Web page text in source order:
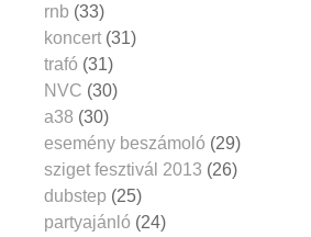
rnb (33)
koncert (31)
trafó (31)
NVC (30)
a38 (30)
esemény beszámoló (29)
sziget fesztivál 2013 (26)
dubstep (25)
partyajánló (24)